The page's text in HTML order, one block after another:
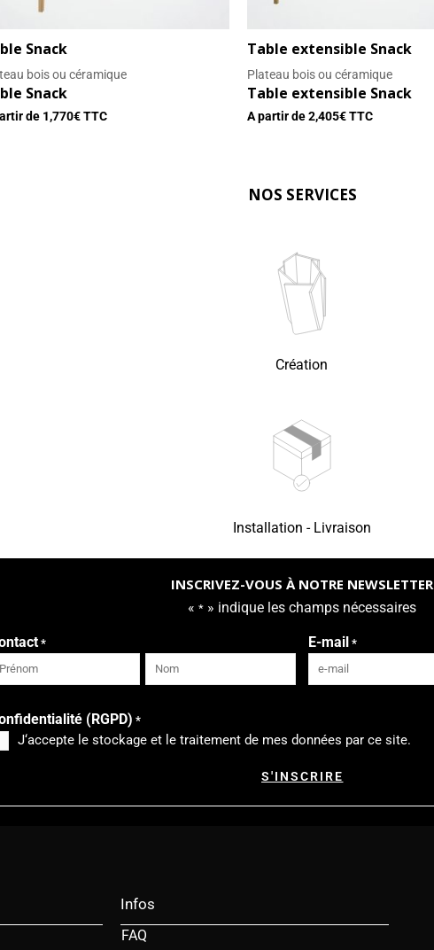
Snack
bois ou céramique
Snack
de 1,770€ TTC
Table extensible Snack
Plateau bois ou céramique
Table extensible Snack
A partir de2,405€ TTC
NOS SERVICES
Création
Installation - Livraison
INSCRIVEZ-VOUS À NOTRE NEWSLETTER
« * » indique les champs nécessaires
* E-mail *
(RGPD) *
J‘accepte le stockage et le traitement de mes données par ce site.
Infos
FAQ